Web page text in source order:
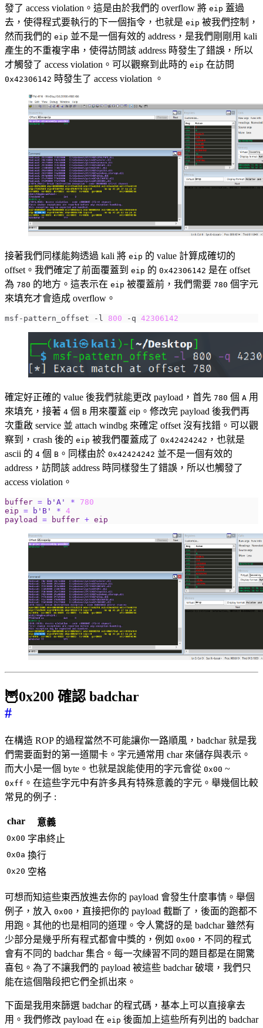
發了 access violation。這是由於我們的 overflow 將 eip 蓋過
去，使得程式要執行的下一個指令，也就是 eip 被我們控制，
然而我們的 eip 並不是一個有效的 address，是我們剛剛用 kali
產生的不重複字串，使得訪問該 address 時發生了錯誤，所以
才觸發了 access violation。可以觀察到此時的 eip 在訪問
0x42306142 時發生了 access violation 。
接著我們同樣能夠透過 kali 將 eip 的 value 計算成確切的
offset。我們確定了前面覆蓋到 eip 的 0x42306142 是在 offset
為 780 的地方。這表示在 eip 被覆蓋前，我們需要 780 個字元
來填充才會造成 overflow。
msf-pattern_offset -l 800 -q 42306142
確定好正確的 value 後我們就能更改 payload，首先 780 個 A 用
來填充，接著 4 個 B 用來覆蓋 eip。修改完 payload 後我們再
次重啟 service 並 attach windbg 來確定 offset 沒有找錯。可以觀
察到，crash 後的 eip 被我們覆蓋成了 0x42424242 ，也就是
ascii 的 4 個 B 。同樣由於 0x42424242 並不是一個有效的
address，訪問該 address 時同樣發生了錯誤，所以也觸發了
access violation。
buffer = b 'A' *
780
eip = b 'B' * 4
payload
= buffer + eip
🦉0x200 確認 badchar
#
在構造 ROP 的過程當然不可能讓你一路順風，badchar 就是我
們需要面對的第一道關卡。字元通常用 char 來儲存與表示。
而大小是一個 byte。也就是說能使用的字元會從 0x00 ~
0xff 。在這些字元中有許多具有特殊意義的字元。舉幾個比較
常見的例子 :
char 意義
0x00 字串終止
0x0a 換行
0x20 空格
可想而知這些東西放進去你的 payload 會發生什麼事情。舉個
例子，放入 0x00 ，直接把你的 payload 截斷了，後面的跑都不
用跑。其他的也是相同的道理。令人驚訝的是 badchar 雖然有
少部分是幾乎所有程式都會中獎的，例如 0x00 ，不同的程式
會有不同的 badchar 集合。每一次練習不同的題目都是在開驚
喜包。為了不讓我們的 payload 被這些 badchar 破壞，我們只
能在這個階段把它們全抓出來。
下面是我用來篩選 badchar 的程式碼，基本上可以直接拿去
用。我們修改 payload 在 eip 後面加上這些所有列出的 badchar